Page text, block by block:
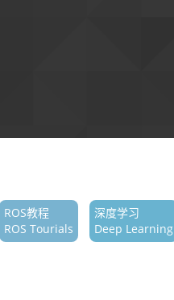
ROS教程
ROS Tourials
深度学习
Deep Learning